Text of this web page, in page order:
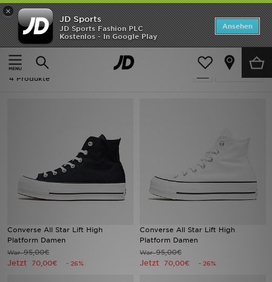
×
JD Sports
JD Sports Fashion PLC
Kostenlos - In Google Play
Ansehen
Startseite
Ausverkauf | Converse All Star Lift
verfeinern
Ausverkauf | Converse All Star Lift
4 Produkte
Converse All Star Lift High
Platform Damen
War95,00€
Jetzt 70,00€ - 26%
Converse All Star Lift High
Platform Damen
War95,00€
Jetzt 70,00€ - 26%
Startseite
ANGEBOTE
Marken
JD Exklusives